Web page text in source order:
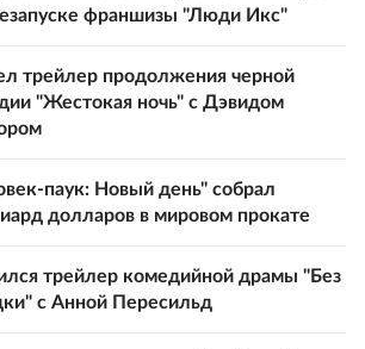
франшизы "Люди Икс"
трейлер продолжения черной
"Жестокая ночь" с Дэвидом
паук: Новый день" собрал
долларов в мировом прокате
трейлер комедийной драмы "Без
с Анной Пересильд